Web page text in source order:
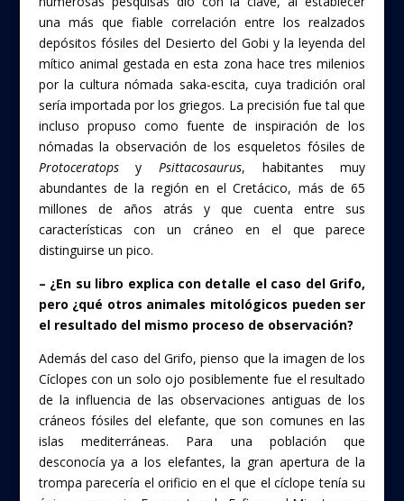
una más que fiable correlación entre los realzados
depósitos fósiles del Desierto del Gobi y la leyenda del
mítico animal gestada en esta zona hace tres milenios
por la cultura nómada saka-escita, cuya tradición oral
sería importada por los griegos. La precisión fue tal que
incluso propuso como fuente de inspiración de los
nómadas la observación de los esqueletos fósiles de
Protoceratopsy Psittacosaurus, habitantes muy
abundantes de la región en el Cretácico, más de 65
millones de años atrás y que cuenta entre sus
características con un cráneo en el que parece
distinguirse un pico.
– ¿En su libro explica con detalle el caso del Grifo,
pero ¿qué otros animales mitológicos pueden ser
el resultado del mismo proceso de observación?
Además del caso del Grifo, pienso que la imagen de los
Cíclopes con un solo ojo posiblemente fue el resultado
de la influencia de las observaciones antiguas de los
cráneos fósiles del elefante, que son comunes en las
islas mediterráneas. Para una población que
desconocía ya a los elefantes, la gran apertura de la
trompa parecería el orificio en el que el cíclope tenía su